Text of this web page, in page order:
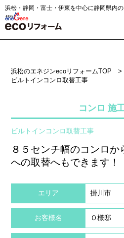
浜松・静岡・富士・伊東を中心に静岡県内
浜松のエネジンecoリフォームTOP
ビルトインコンロ取替工事
コンロ 施
ビルトインコンロ取替工事
８５センチ幅のコンロか
への取替へもできます！
エリア 掛川市
お客様名 Ｏ様邸